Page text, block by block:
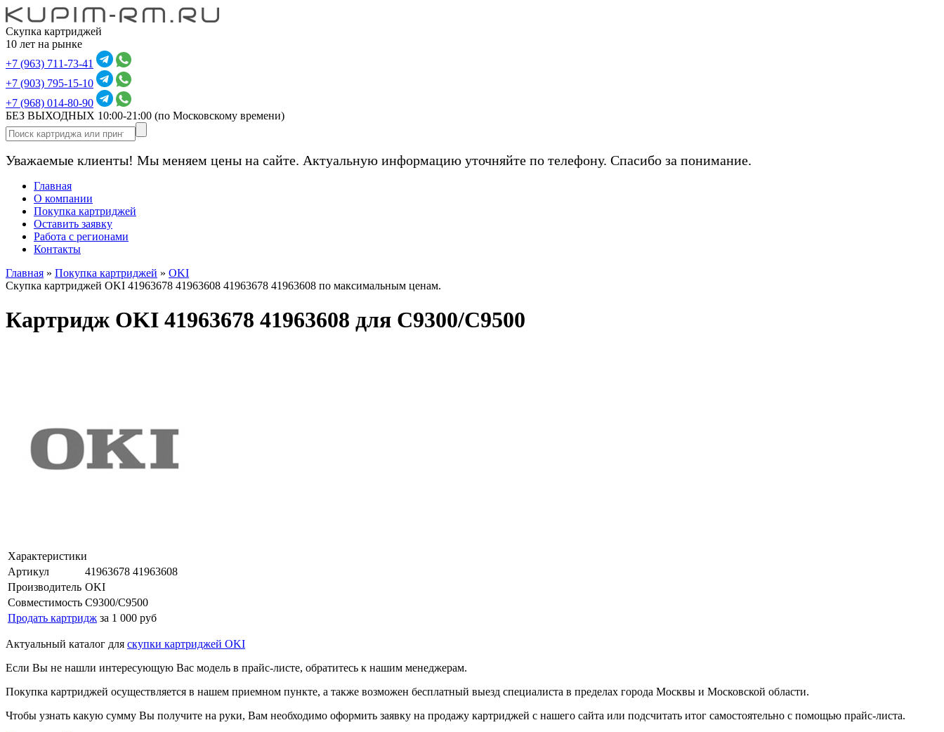
Скупка картриджей
10 лет на рынке
+7 (963) 711-73-41
+7 (903) 795-15-10
+7 (968) 014-80-90
БЕЗ ВЫХОДНЫХ 10:00-21:00 (по Московскому времени)
Уважаемые клиенты! Мы меняем цены на сайте. Актуальную информацию уточняйте по телефону. Спасибо за понимание.
Главная
О компании
Покупка картриджей
Оставить заявку
Работа с регионами
Контакты
Главная » Покупка картриджей » OKI
Скупка картриджей OKI 41963678 41963608 41963678 41963608 по максимальным ценам.
Картридж OKI 41963678 41963608 для C9300/C9500
Характеристики
Артикул
41963678 41963608
Производитель OKI
Совместимость C9300/C9500
Продать картридж за 1 000 руб
Актуальный каталог для скупки картриджей OKI
Если Вы не нашли интересующую Вас модель в прайс-листе, обратитесь к нашим менеджерам.
Покупка картриджей осуществляется в нашем приемном пункте, а также возможен бесплатный выезд специалиста в пределах города Москвы и Московской области.
Чтобы узнать какую сумму Вы получите на руки, Вам необходимо оформить заявку на продажу картриджей с нашего сайта или подсчитать итог самостоятельно с помощью прайс-листа.